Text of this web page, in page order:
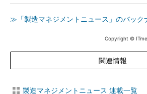
≫「製造マネジメントニュース」のバック
Copyright ©
関連情報
製造マネジメントニュース 連載一覧